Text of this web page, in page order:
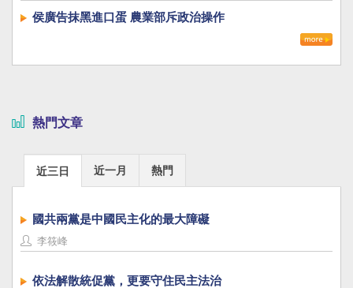
侯廣告抹黑進口蛋 農業部斥政治操作
熱門文章
近三日 近一月 熱門
國共兩黨是中國民主化的最大障礙
李筱峰
依法解散統促黨，更要守住民主法治